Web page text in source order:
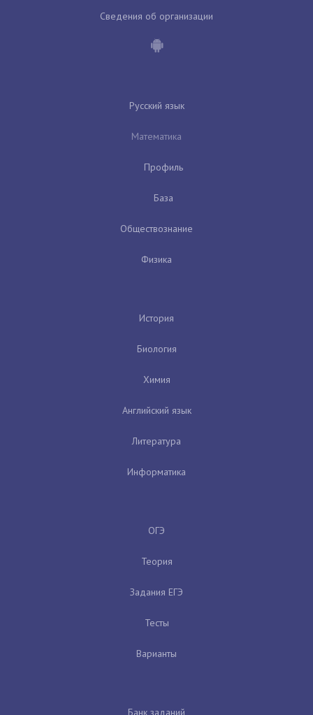
Сведения об организации
Русский язык
Математика
Профиль
База
Обществознание
Физика
История
Биология
Химия
Английский язык
Литература
Информатика
ОГЭ
Теория
Задания ЕГЭ
Тесты
Варианты
Банк заданий